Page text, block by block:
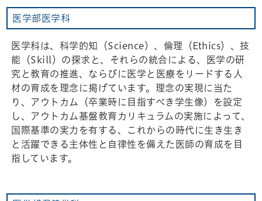
医学部医学科
医学科は、科学的知（Science）、倫理（Ethics）、技
能（Skill）の探求と、それらの統合による、医学の研
究と教育の推進、ならびに医学と医療をリードする人
材の育成を理念に掲げています。理念の実現に当た
り、アウトカム（卒業時に目指すべき学生像）を設定
し、アウトカム基盤教育カリキュラムの実施によって、
国際基準の実力を有する、これからの時代に生き生き
と活躍できる主体性と自律性を備えた医師の育成を目
指しています。